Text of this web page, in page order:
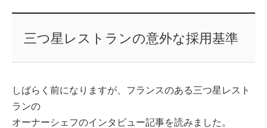
三つ星レストランの意外な採用基準
しばらく前になりますが、フランスのある三つ星レスト
ランの
オーナーシェフのインタビュー記事を読みました。